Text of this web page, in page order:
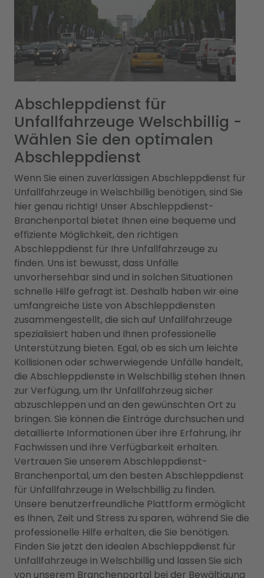
Abschleppdienst für
Unfallfahrzeuge Welschbillig -
Wählen Sie den optimalen
Abschleppdienst
Wenn Sie einen zuverlässigen Abschleppdienst für
Unfallfahrzeuge in Welschbillig benötigen, sind Sie
hier genau richtig! Unser Abschleppdienst-
Branchenportal bietet Ihnen eine bequeme und
effiziente Möglichkeit, den richtigen
Abschleppdienst für Ihre Unfallfahrzeuge zu
finden. Uns ist bewusst, dass Unfälle
unvorhersehbar sind und in solchen Situationen
schnelle Hilfe gefragt ist. Deshalb haben wir eine
umfangreiche Liste von Abschleppdiensten
zusammengestellt, die sich auf Unfallfahrzeuge
spezialisiert haben und Ihnen professionelle
Unterstützung bieten. Egal, ob es sich um leichte
Kollisionen oder schwerwiegende Unfälle handelt,
die Abschleppdienste in Welschbillig stehen Ihnen
zur Verfügung, um Ihr Unfallfahrzeug sicher
abzuschleppen und an den gewünschten Ort zu
bringen. Sie können die Einträge durchsuchen und
detaillierte Informationen über ihre Erfahrung, ihr
Fachwissen und ihre Verfügbarkeit erhalten.
Vertrauen Sie unserem Abschleppdienst-
Branchenportal, um den besten Abschleppdienst
für Unfallfahrzeuge in Welschbillig zu finden.
Unsere benutzerfreundliche Plattform ermöglicht
es Ihnen, Zeit und Stress zu sparen, während Sie die
professionelle Hilfe erhalten, die Sie benötigen.
Finden Sie jetzt den idealen Abschleppdienst für
Unfallfahrzeuge in Welschbillig und lassen Sie sich
von unserem Branchenportal bei der Bewältigung